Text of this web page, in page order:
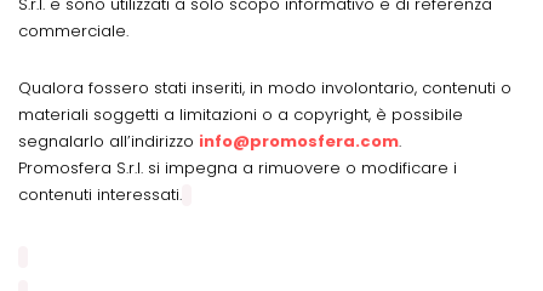
commerciale.
Qualora fossero stati inseriti, in modo involontario, contenuti o
materiali soggetti a limitazioni o a copyright, è possibile
segnalarlo all’indirizzo info@promosfera.com.
Promosfera S.r.l. si impegna a rimuovere o modificare i
contenuti interessati.